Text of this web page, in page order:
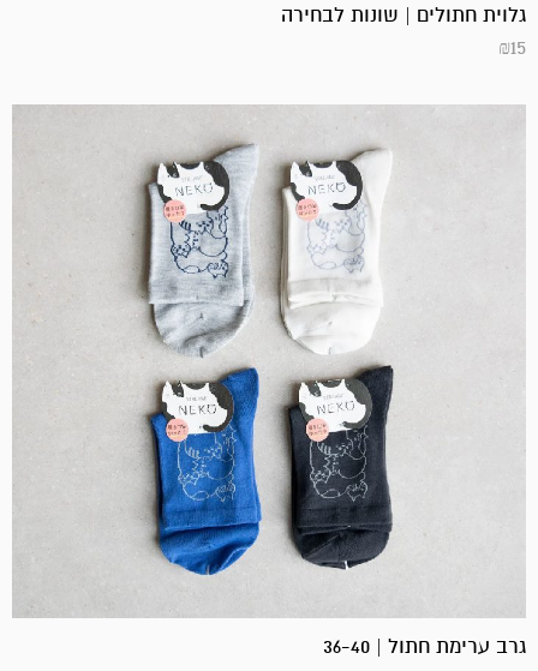
גלוית חתולים | שונות לבחירה
₪15
גרב ערימת חתול | 36-40